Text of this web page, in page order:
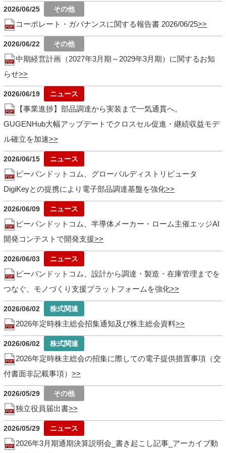
2026/06/25
コーポレート・ガバナンスに関する報告書 2026/06/25
2026/06/22
中期経営計画（2027年3月期～2029年3月期）に関するお知
らせ
2026/06/19
【事業進捗】部品調達から実装まで一気通貫へ。
GUGENHub大幅アップデートでクロスセル促進・継続収益モデ
ル確立を加速
2026/06/15
ピーバンドットコム、グローバルディストリビュータ
DigiKeyとの提携により電子部品調達基盤を強化
2026/06/09
ピーバンドットコム、半導体メーカー・ローム主催エッジAI
開発コンテストで開発支援
2026/06/03
ピーバンドットコム、設計から調達・製造・在庫管理までを
つなぐ、モノづくり支援プラットフォームを強化
2026/06/02
2026年定時株主総会招集通知及び株主総会資料
2026/06/02
2026年定時株主総会の招集に際しての電子提供措置事項（交
付書面非記載事項）
2026/05/29
独立役員届出書
2026/05/29
2026年3月期通期決算説明会_書き起こし記事_アーカイブ動